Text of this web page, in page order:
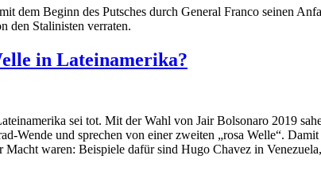
dem Beginn des Putsches durch General Franco seinen
den Stalinisten verraten.
in Lateinamerika?
sei tot. Mit der Wahl von Jair Bolsonaro 2019
Wende und sprechen von einer zweiten „rosa Welle“.
waren: Beispiele dafür sind Hugo Chavez in